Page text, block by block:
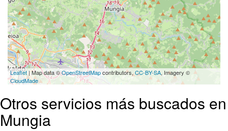
Leaflet| Map data ©OpenStreetMapcontributors,CC-BY-SA, Imagery ©
CloudMade
Otros servicios más buscados en
Mungia